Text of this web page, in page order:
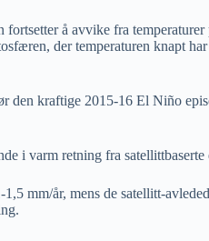
å avvike fra
der temperaturen knapt
kraftige 2015-16 El Niño
i varm retning fra
mm/år, mens de satellitt-